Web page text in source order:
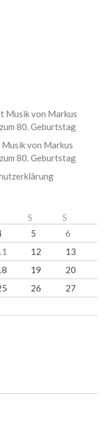
von Markus
80. Geburtstag
von Markus
80. Geburtstag
S
S
5
6
12
13
19
20
26
27